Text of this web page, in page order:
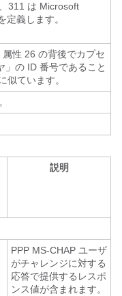
311 は Microsoft
定義します。
性 26 の背後でカプセ
」の ID 番号であること
似ています。
説明
PPP MS-CHAP ユーザ
がチャレンジに対する
応答で提供するレスポ
ンス値が含まれます。